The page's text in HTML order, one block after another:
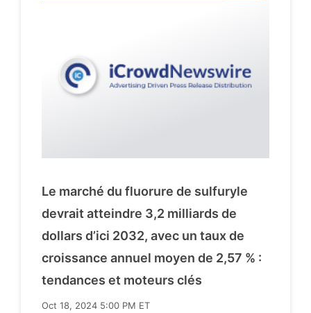
Le marché du fluorure de sulfuryle
devrait atteindre 3,2 milliards de
dollars d’ici 2032, avec un taux de
croissance annuel moyen de 2,57 % :
tendances et moteurs clés
Oct 18, 2024 5:00 PM ET